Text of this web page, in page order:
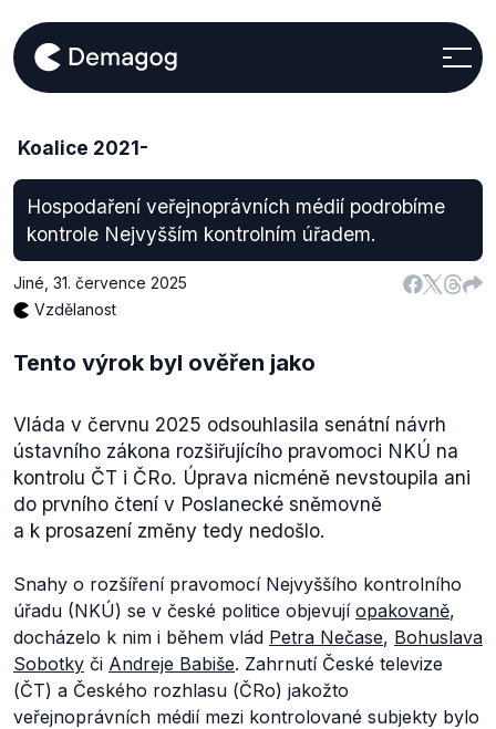
Koalice 2021-
Hospodaření veřejnoprávních médií podrobíme
kontrole Nejvyšším kontrolním úřadem.
Jiné 31. července 2025
Vzdělanost
Tento výrok byl ověřen jako
Vláda v červnu 2025 odsouhlasila senátní návrh
ústavního zákona rozšiřujícího pravomoci NKÚ na
kontrolu ČT i ČRo. Úprava nicméně nevstoupila ani
do prvního čtení v Poslanecké sněmovně
a k prosazení změny tedy nedošlo.
Snahy o rozšíření pravomocí Nejvyššího kontrolního
úřadu (NKÚ) se v české politice objevují opakovaně,
docházelo k nim i během vlád Petra Nečase, Bohuslava
Sobotky či Andreje Babiše. Zahrnutí České televize
(ČT) a Českého rozhlasu (ČRo) jakožto
veřejnoprávních médií mezi kontrolované subjekty bylo